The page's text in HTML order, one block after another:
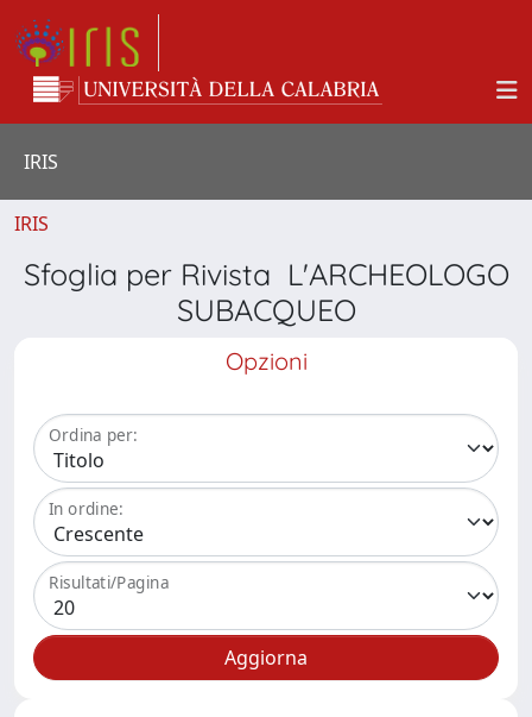
IRIS
IRIS
Sfoglia per Rivista L'ARCHEOLOGO
SUBACQUEO
Opzioni
Ordina per:
In ordine:
Risultati/Pagina